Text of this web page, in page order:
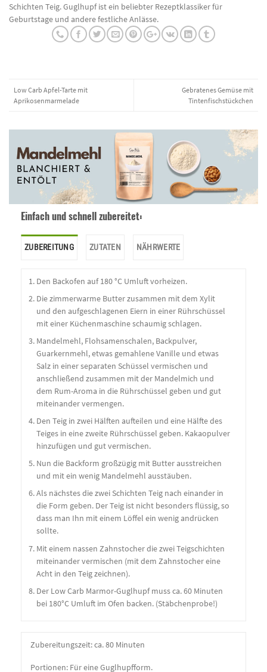
Schichten Teig. Guglhupf ist ein beliebter Rezeptklassiker für
Geburtstage und andere festliche Anlässe.
Low Carb Apfel-Tarte mit
Aprikosenmarmelade
Gebratenes Gemüse mit
Tintenfischstückchen
Einfach und schnell zubereitet:
ZUBEREITUNG ZUTATEN NÄHRWERTE
Den Backofen auf 180 °C Umluft vorheizen.
Die zimmerwarme Butter zusammen mit dem Xylit
und den aufgeschlagenen Eiern in einer Rührschüssel
mit einer Küchenmaschine schaumig schlagen.
Mandelmehl, Flohsamenschalen, Backpulver,
Guarkernmehl, etwas gemahlene Vanille und etwas
Salz in einer separaten Schüssel vermischen und
anschließend zusammen mit der Mandelmich und
dem Rum-Aroma in die Rührschüssel geben und gut
miteinander vermengen.
Den Teig in zwei Hälften aufteilen und eine Hälfte des
Teiges in eine zweite Rührschüssel geben. Kakaopulver
hinzufügen und gut vermischen.
Nun die Backform großzügig mit Butter ausstreichen
und mit ein wenig Mandelmehl ausstäuben.
Als nächstes die zwei Schichten Teig nach einander in
die Form geben. Der Teig ist nicht besonders flüssig, so
dass man Ihn mit einem Löffel ein wenig andrücken
sollte.
Mit einem nassen Zahnstocher die zwei Teigschichten
miteinander vermischen (mit dem Zahnstocher eine
Acht in den Teig zeichnen).
Der Low Carb Marmor-Guglhupf muss ca. 60 Minuten
bei 180°C Umluft im Ofen backen. (Stäbchenprobe!)
Zubereitungszeit:ca. 80 Minuten
Portionen: Für eine Guglhupfform.